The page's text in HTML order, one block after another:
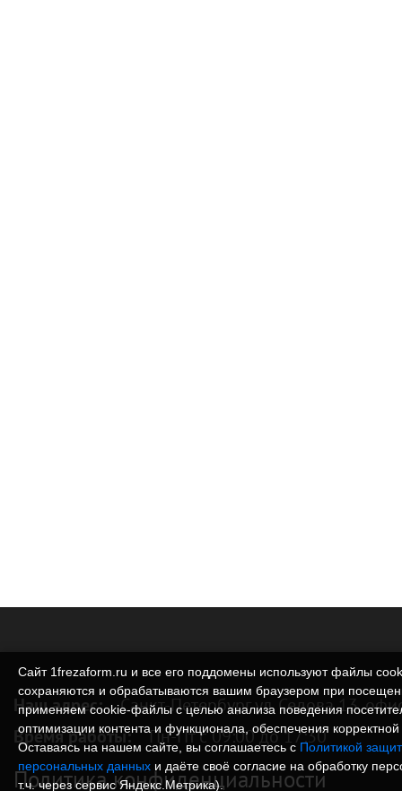
Наш адрес: Санкт-Петербург ул. Седова 13,
Время работы: Пн-Пт с 09:00 до 17:30
Политика конфиденциальности
Сайт 1frezaform.ru и все его поддомены используют файлы
сохраняются и обрабатываются вашим браузером при
применяем cookie‑файлы с целью анализа поведения
оптимизации контента и функционала, обеспечения
Оставаясь на нашем сайте, вы соглашаетесь с Политикой
персональных данных и даёте своё согласие на обработку
т.ч. через сервис Яндекс.Метрика).